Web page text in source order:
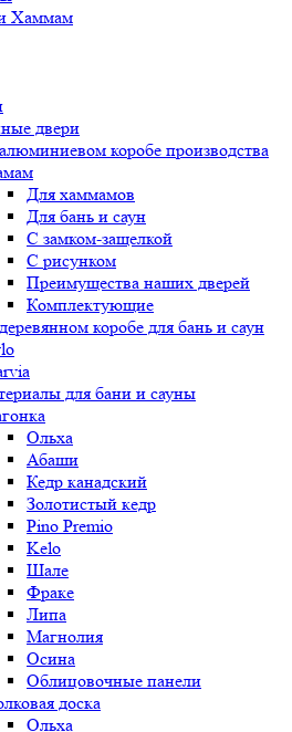
Хаммам
двери
коробе производства
Для хаммамов
Для бань и саун
С замком-защелкой
С рисунком
Преимущества наших дверей
Комплектующие
коробе для бань и саун
для бани и сауны
Ольха
Абаши
Кедр канадский
Золотистый кедр
Pino Premio
Kelo
Шале
Фраке
Липа
Магнолия
Осина
Облицовочные панели
доска
Ольха